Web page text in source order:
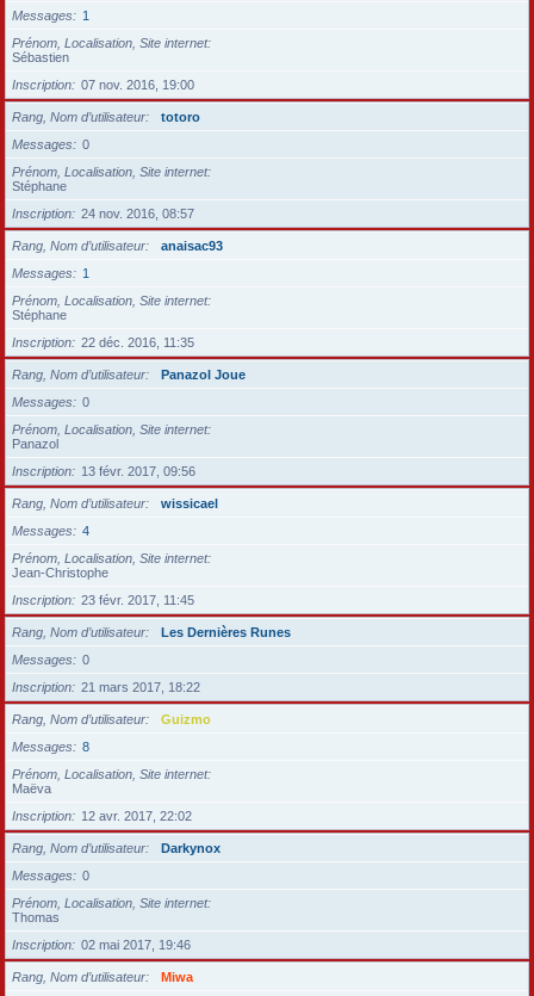
Messages
1
Prénom, Localisation, Site internet
Sébastien
Inscription
07 nov. 2016, 19:00
Rang, Nom d’utilisateur
totoro
Messages
0
Prénom, Localisation, Site internet
Stéphane
Inscription
24 nov. 2016, 08:57
Rang, Nom d’utilisateur
anaisac93
Messages
1
Prénom, Localisation, Site internet
Stéphane
Inscription
22 déc. 2016, 11:35
Rang, Nom d’utilisateur
Panazol Joue
Messages
0
Prénom, Localisation, Site internet
Panazol
Inscription
13 févr. 2017, 09:56
Rang, Nom d’utilisateur
wissicael
Messages
4
Prénom, Localisation, Site internet
Jean-Christophe
Inscription
23 févr. 2017, 11:45
Rang, Nom d’utilisateur
Les Dernières Runes
Messages
0
Inscription
21 mars 2017, 18:22
Rang, Nom d’utilisateur
Guizmo
Messages
8
Prénom, Localisation, Site internet
Maëva
Inscription
12 avr. 2017, 22:02
Rang, Nom d’utilisateur
Darkynox
Messages
0
Prénom, Localisation, Site internet
Thomas
Inscription
02 mai 2017, 19:46
Rang, Nom d’utilisateur
Miwa